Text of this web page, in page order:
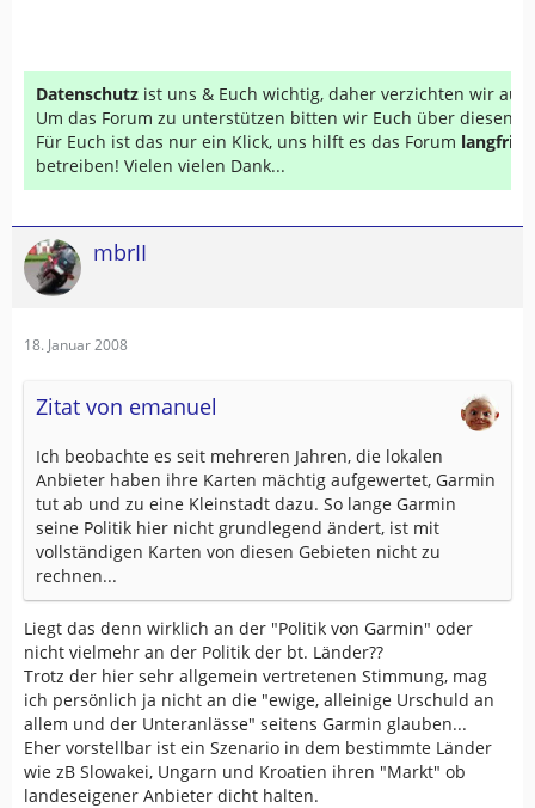
Datenschutz ist uns & Euch wichtig, daher verzichten wir auf
Um das Forum zu unterstützen bitten wir Euch über diesen
Für Euch ist das nur ein Klick, uns hilft es das Forum
betreiben! Vielen vielen Dank...
mbrII
18. Januar 2008
Zitat von emanuel
Ich beobachte es seit mehreren Jahren, die lokalen
Anbieter haben ihre Karten mächtig aufgewertet, Garmin
tut ab und zu eine Kleinstadt dazu. So lange Garmin
seine Politik hier nicht grundlegend ändert, ist mit
vollständigen Karten von diesen Gebieten nicht zu
rechnen...
Liegt das denn wirklich an der "Politik von Garmin" oder
nicht vielmehr an der Politik der bt. Länder??
Trotz der hier sehr allgemein vertretenen Stimmung, mag
ich persönlich ja nicht an die "ewige, alleinige Urschuld an
allem und der Unteranlässe" seitens Garmin glauben...
Eher vorstellbar ist ein Szenario in dem bestimmte Länder
wie zB Slowakei, Ungarn und Kroatien ihren "Markt" ob
landeseigener Anbieter dicht halten.